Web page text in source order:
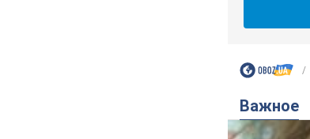
Важное